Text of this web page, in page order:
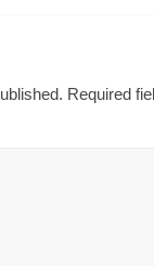
Required